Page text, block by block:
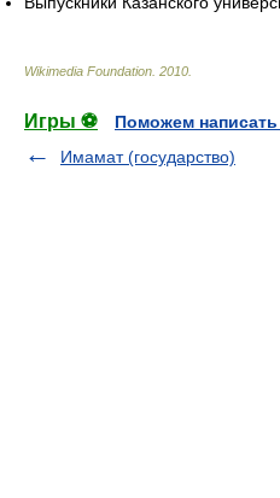
Wikimedia Foundation 2010
Игры ⚽
Поможем
Имамат (государство)